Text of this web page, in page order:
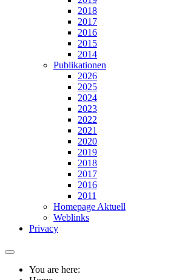
2018
2017
2016
2015
2014
Publikationen
2026
2025
2024
2023
2022
2021
2020
2019
2018
2017
2016
2011
Homepage Aktuell
Weblinks
Privacy
You are here: